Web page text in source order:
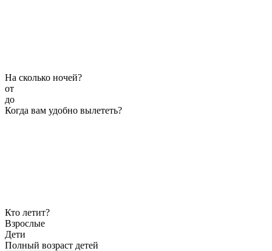
На сколько ночей?
от
до
Когда вам удобно вылететь?
Кто летит?
Взрослые
Дети
Полный возраст детей